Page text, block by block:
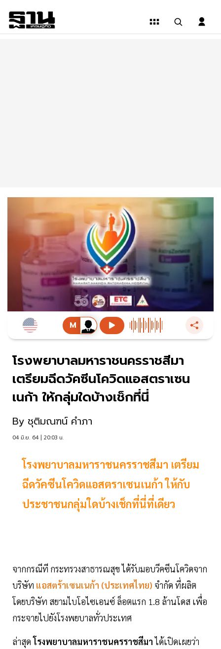
โรงพยาบาลมหาราชนครราชสีมา
เตรียมฉีดวัคซีนโควิดแอสตราเซน
เนก้า ให้กลุ่มใดบ้างเช็กที่นี่
By ชุติมณฑน์ คำภา
04 มิ.ย. 64 | 20:03 น.
โรงพยาบาลมหาราชนครราชสีมา เตรียม
ฉีดวัคซีนโควิดแอสตราเซนเนก้า ให้กับ
ประชาชนกลุ่มใดบ้างเช็กที่นี่ที่เดียว
จากกรณีที กระทรวงสาธารณสุข ได้รับมอบวีคซีนโควิดจาก
บริษัท แอสตร้าเซนเนก้า (ประเทศไทย) จำกัด ที่ผลิต
โดยบริษัท สยามไบโอไซเอนซ์ ล็อตแรก 1.8 ล้านโดส เพื่อ
กระจายไปยังโรงพยบาลทั่วประเทศ
ล่าสุดโรงพยาบาลมหาราชนครราชสีมาได้เปิดเผยว่า